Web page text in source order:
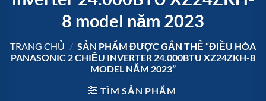
8 model năm 2023
TRANG CHỦ / SẢN PHẨM ĐƯỢC GẮN THẺ “ĐIỀU HÒA
PANASONIC 2 CHIỀU INVERTER 24.000BTU XZ24ZKH-8
MODEL NĂM 2023”
TÌM SẢN PHẨM